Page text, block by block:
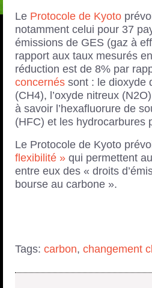
Le Protocole de Kyoto
notamment celui pour 37
émissions de GES (gaz à
rapport aux taux mesurés
réduction est de 8% par
concernés sont : le dioxyde
(CH4), l’oxyde nitreux
à savoir l’hexafluorure de
(HFC) et les hydrocarbures
Le Protocole de Kyoto
flexibilité » qui permettent
entre eux des « droits
bourse au carbone ».
Tags: carbon, changement